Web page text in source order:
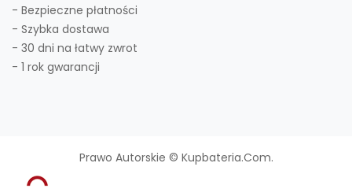
- Bezpieczne płatności
- Szybka dostawa
- 30 dni na łatwy zwrot
- 1 rok gwarancji
Prawo Autorskie © Kupbateria.com.